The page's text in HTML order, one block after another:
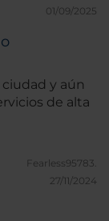
01/09/2025
y aún
de alta
Fearless95783.
27/11/2024